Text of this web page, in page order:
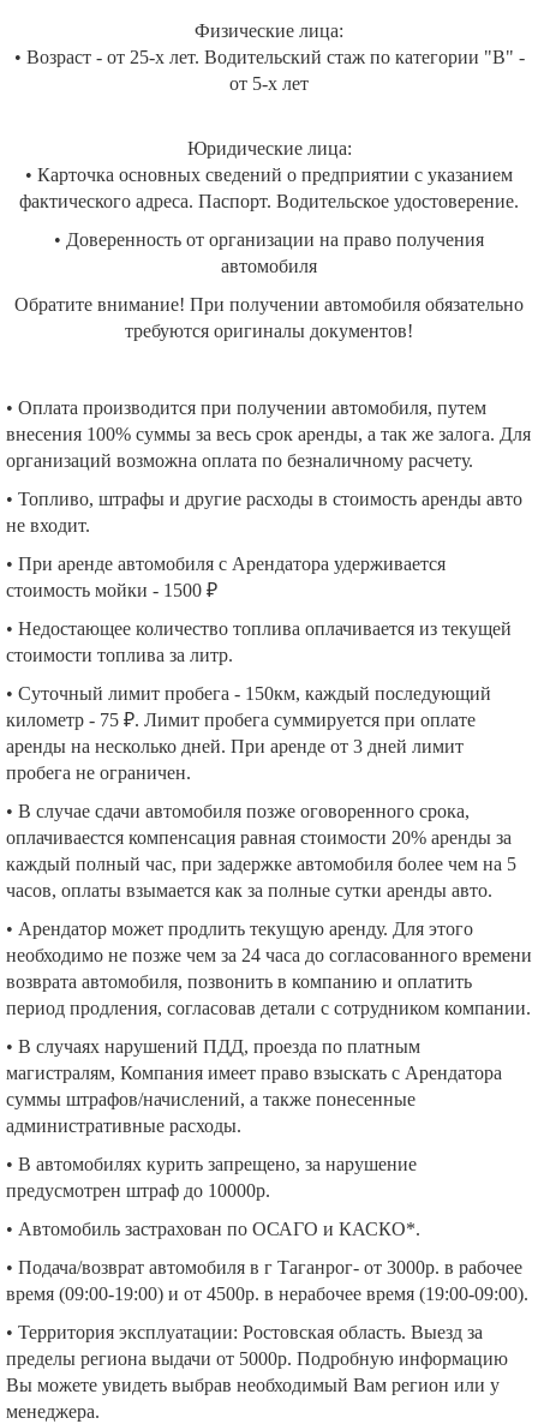
Физические лица:
• Возраст - от 25-х лет. Водительский стаж по категории "B" -
от 5-х лет
Юридические лица:
• Карточка основных сведений о предприятии с указанием
фактического адреса. Паспорт. Водительское удостоверение.
• Доверенность от организации на право получения
автомобиля
Обратите внимание! При получении автомобиля обязательно
требуются оригиналы документов!
• Оплата производится при получении автомобиля, путем
внесения 100% суммы за весь срок аренды, а так же залога. Для
организаций возможна оплата по безналичному расчету.
• Топливо, штрафы и другие расходы в стоимость аренды авто
не входит.
• При аренде автомобиля с Арендатора удерживается
стоимость мойки - 1500 ₽
• Недостающее количество топлива оплачивается из текущей
стоимости топлива за литр.
• Суточный лимит пробега - 150км, каждый последующий
километр - 75 ₽. Лимит пробега суммируется при оплате
аренды на несколько дней. При аренде от 3 дней лимит
пробега не ограничен.
• В случае сдачи автомобиля позже оговоренного срока,
оплачиваестся компенсация равная стоимости 20% аренды за
каждый полный час, при задержке автомобиля более чем на 5
часов, оплаты взымается как за полные сутки аренды авто.
• Арендатор может продлить текущую аренду. Для этого
необходимо не позже чем за 24 часа до согласованного времени
возврата автомобиля, позвонить в компанию и оплатить
период продления, согласовав детали с сотрудником компании.
• В случаях нарушений ПДД, проезда по платным
магистралям, Компания имеет право взыскать с Арендатора
суммы штрафов/начислений, а также понесенные
административные расходы.
• В автомобилях курить запрещено, за нарушение
предусмотрен штраф до 10000р.
• Автомобиль застрахован по ОСАГО и КАСКО*.
• Подача/возврат автомобиля в г Таганрог- от 3000р. в рабочее
время (09:00-19:00) и от 4500р. в нерабочее время (19:00-09:00).
• Территория эксплуатации: Ростовская область. Выезд за
пределы региона выдачи от 5000р. Подробную информацию
Вы можете увидеть выбрав необходимый Вам регион или у
менеджера.